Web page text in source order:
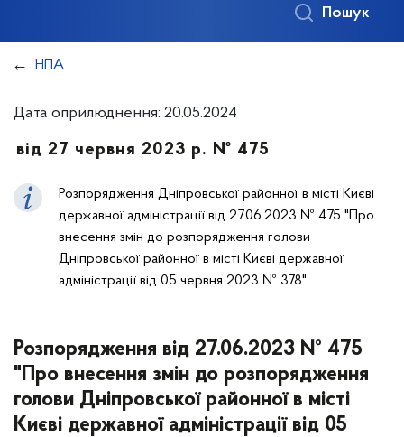
Пошук
НПА
Дата оприлюднення: 20.05.2024
від 27 червня 2023 р. № 475
Розпорядження Дніпровської районної в місті Києві
державної адміністрації від 27.06.2023 № 475 "Про
внесення змін до розпорядження голови
Дніпровської районної в місті Києві державної
адміністрації від 05 червня 2023 № 378"
Розпорядження від 27.06.2023 № 475
"Про внесення змін до розпорядження
голови Дніпровської районної в місті
Києві державної адміністрації від 05